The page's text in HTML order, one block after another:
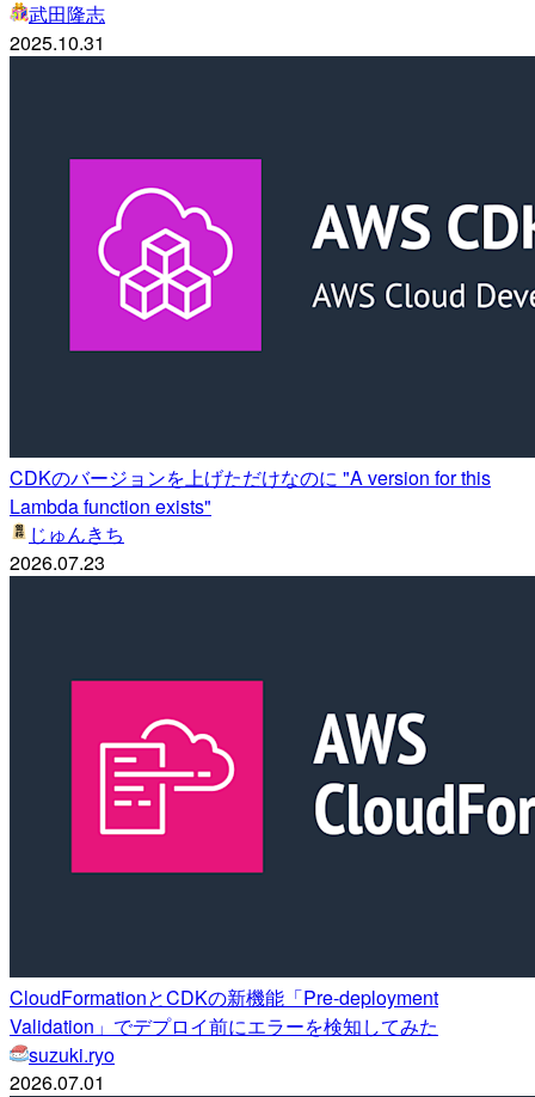
武田隆志
2025.10.31
CDKのバージョンを上げただけなのに "A version for this
Lambda function exists"
じゅんきち
2026.07.23
CloudFormationとCDKの新機能「Pre-deployment
Validation」でデプロイ前にエラーを検知してみた
suzuki.ryo
2026.07.01